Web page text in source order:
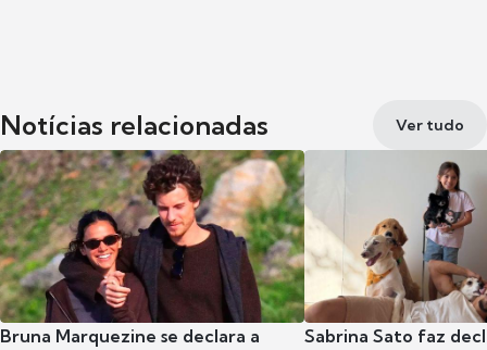
Notícias relacionadas Ver tudo
Bruna Marquezine se declara a
Sabrina Sato faz